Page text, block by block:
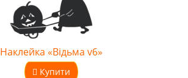
Наклейка «Відьма v6»
Купити